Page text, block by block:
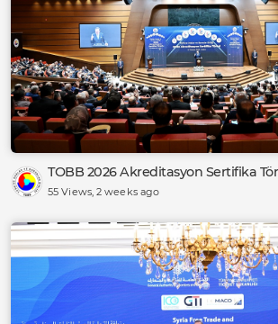
TOBB 2026 Akreditasyon Sertifika
55 Views, 2 weeks ago